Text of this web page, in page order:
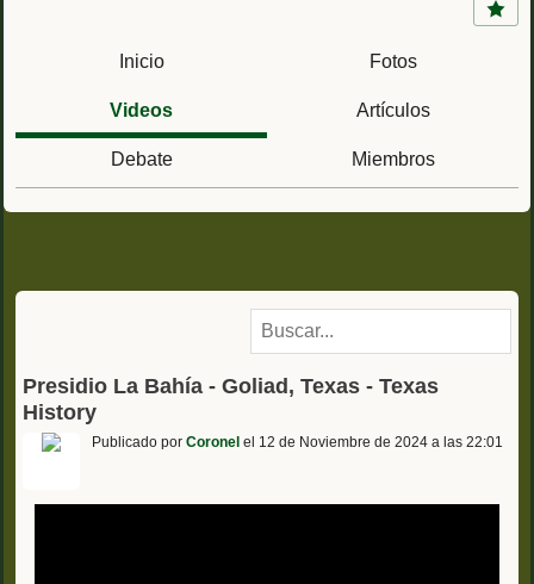
Presidio Nuestra Señora de Loreto de la Bahía
Inicio Fotos
Videos Artículos
Debate Miembros
Presidio La Bahía - Goliad, Texas - Texas
History
Publicado por Coronel el 12 de Noviembre de 2024 a las 22:01